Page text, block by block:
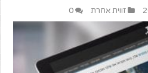
זווית אחרת 0